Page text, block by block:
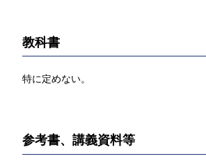
教科書
特に定めない。
参考書、講義資料等